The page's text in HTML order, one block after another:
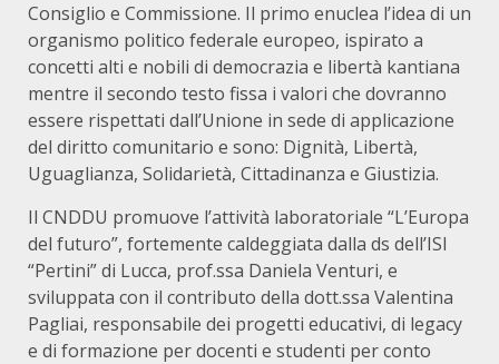
Consiglio e Commissione. Il primo enuclea l’idea di un
organismo politico federale europeo, ispirato a
concetti alti e nobili di democrazia e libertà kantiana
mentre il secondo testo fissa i valori che dovranno
essere rispettati dall’Unione in sede di applicazione
del diritto comunitario e sono: Dignità, Libertà,
Uguaglianza, Solidarietà, Cittadinanza e Giustizia.
Il CNDDU promuove l’attività laboratoriale “L’Europa
del futuro”, fortemente caldeggiata dalla ds dell’ISI
“Pertini” di Lucca, prof.ssa Daniela Venturi, e
sviluppata con il contributo della dott.ssa Valentina
Pagliai, responsabile dei progetti educativi, di legacy
e di formazione per docenti e studenti per conto